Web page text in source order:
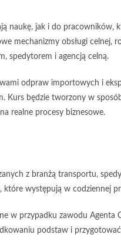
naukę, jak i do pracowników,
mechanizmy obsługi celnej,
spedytorem i agencją celną.
odpraw importowych i
będzie tworzony w
realne procesy biznesowe.
z branżą transportu,
które występują w codziennej
w przypadku zawodu Agenta
podstaw i